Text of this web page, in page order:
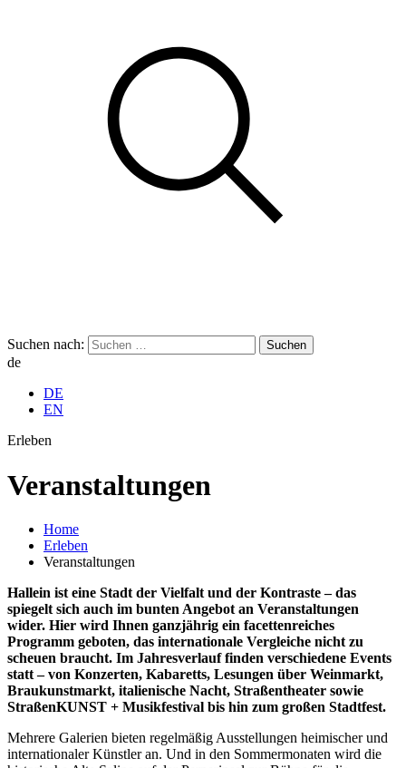
Suchen nach:
de
DE
EN
Erleben
Veran­staltungen
Home
Erleben
Veranstaltungen
Hallein ist eine Stadt der Vielfalt und der Kontraste – das
spiegelt sich auch im bunten Angebot an Veranstaltungen
wider. Hier wird Ihnen ganzjährig ein facettenreiches
Programm geboten, das internationale Vergleiche nicht zu
scheuen braucht. Im Jahresverlauf finden verschiedene Events
statt – von Konzerten, Kabaretts, Lesungen über Weinmarkt,
Braukunstmarkt, italienische Nacht, Straßentheater sowie
StraßenKUNST + Musikfestival bis hin zum großen Stadtfest.
Mehrere Galerien bieten regelmäßig Ausstellungen heimischer und
internationaler Künstler an. Und in den Sommermonaten wird die